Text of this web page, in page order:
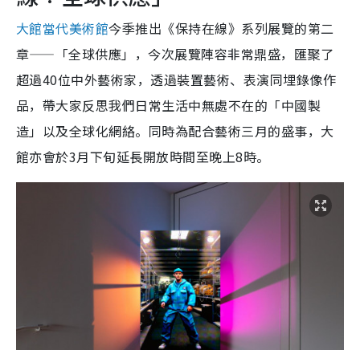
大館當代美術館今季推出《保持在線》系列展覽的第二
章——「全球供應」，今次展覽陣容非常鼎盛，匯聚了
超過40位中外藝術家，透過裝置藝術、表演同埋錄像作
品，帶大家反思我們日常生活中無處不在的「中國製
造」以及全球化網絡。同時為配合藝術三月的盛事，大
館亦會於3月下旬延長開放時間至晚上8時。